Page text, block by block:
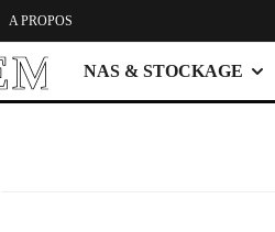
A PROPOS
NAS & STOCKAGE